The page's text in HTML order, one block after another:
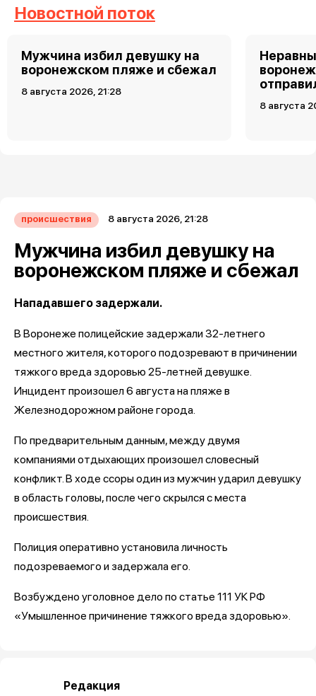
Новостной поток
Мужчина избил девушку на
воронежском пляже и сбежал
8 августа 2026, 21:28
8 августа
происшествия 8 августа 2026, 21:28
Мужчина избил девушку на
воронежском пляже и сбежал
Нападавшего задержали.
В Воронеже полицейские задержали 32-летнего
местного жителя, которого подозревают в причинении
тяжкого вреда здоровью 25-летней девушке.
Инцидент произошел 6 августа на пляже в
Железнодорожном районе города.
По предварительным данным, между двумя
компаниями отдыхающих произошел словесный
конфликт. В ходе ссоры один из мужчин ударил девушку
в область головы, после чего скрылся с места
происшествия.
Полиция оперативно установила личность
подозреваемого и задержала его.
Возбуждено уголовное дело по статье 111 УК РФ
«Умышленное причинение тяжкого вреда здоровью».
Редакция